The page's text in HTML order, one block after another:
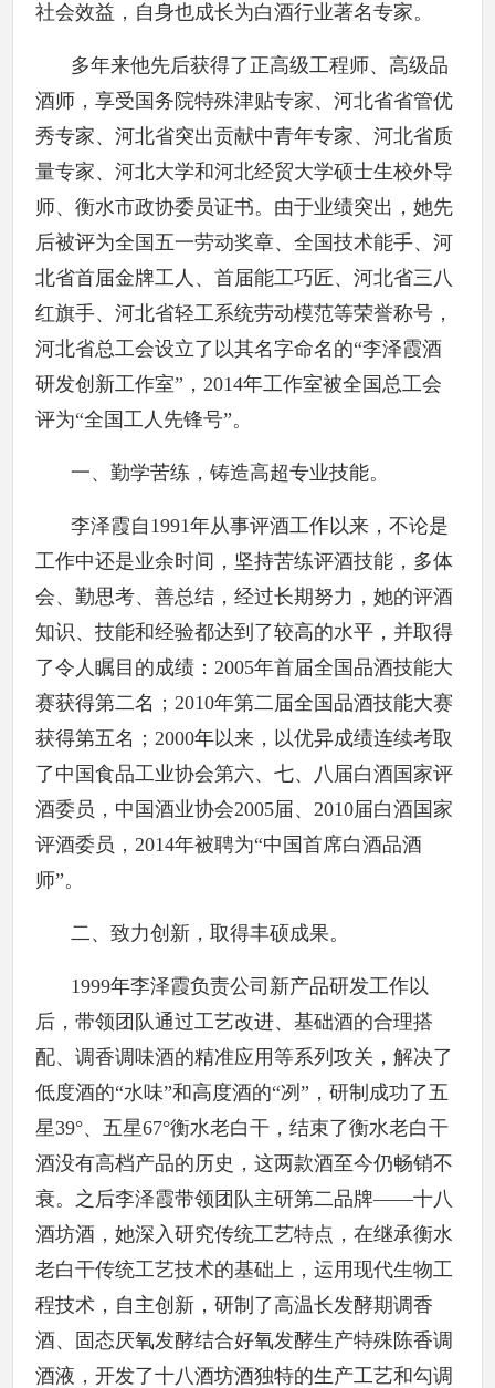
社会效益，自身也成长为白酒行业著名专家。
多年来他先后获得了正高级工程师、高级品
酒师，享受国务院特殊津贴专家、河北省省管优
秀专家、河北省突出贡献中青年专家、河北省质
量专家、河北大学和河北经贸大学硕士生校外导
师、衡水市政协委员证书。由于业绩突出，她先
后被评为全国五一劳动奖章、全国技术能手、河
北省首届金牌工人、首届能工巧匠、河北省三八
红旗手、河北省轻工系统劳动模范等荣誉称号，
河北省总工会设立了以其名字命名的“李泽霞酒
研发创新工作室”，2014年工作室被全国总工会
评为“全国工人先锋号”。
一、勤学苦练，铸造高超专业技能。
李泽霞自1991年从事评酒工作以来，不论是
工作中还是业余时间，坚持苦练评酒技能，多体
会、勤思考、善总结，经过长期努力，她的评酒
知识、技能和经验都达到了较高的水平，并取得
了令人瞩目的成绩：2005年首届全国品酒技能大
赛获得第二名；2010年第二届全国品酒技能大赛
获得第五名；2000年以来，以优异成绩连续考取
了中国食品工业协会第六、七、八届白酒国家评
酒委员，中国酒业协会2005届、2010届白酒国家
评酒委员，2014年被聘为“中国首席白酒品酒
师”。
二、致力创新，取得丰硕成果。
1999年李泽霞负责公司新产品研发工作以
后，带领团队通过工艺改进、基础酒的合理搭
配、调香调味酒的精准应用等系列攻关，解决了
低度酒的“水味”和高度酒的“冽”，研制成功了五
星39°、五星67°衡水老白干，结束了衡水老白干
酒没有高档产品的历史，这两款酒至今仍畅销不
衰。之后李泽霞带领团队主研第二品牌——十八
酒坊酒，她深入研究传统工艺特点，在继承衡水
老白干传统工艺技术的基础上，运用现代生物工
程技术，自主创新，研制了高温长发酵期调香
酒、固态厌氧发酵结合好氧发酵生产特殊陈香调
酒液，开发了十八酒坊酒独特的生产工艺和勾调